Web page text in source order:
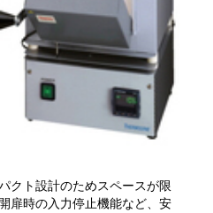
クト設計のためスペースが限
扉時の入力停止機能など、安